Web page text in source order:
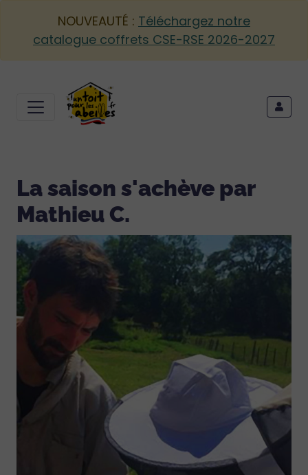
NOUVEAUTÉ : Téléchargez notre
catalogue coffrets CSE-RSE 2026-2027
La saison s'achève par
Mathieu C.